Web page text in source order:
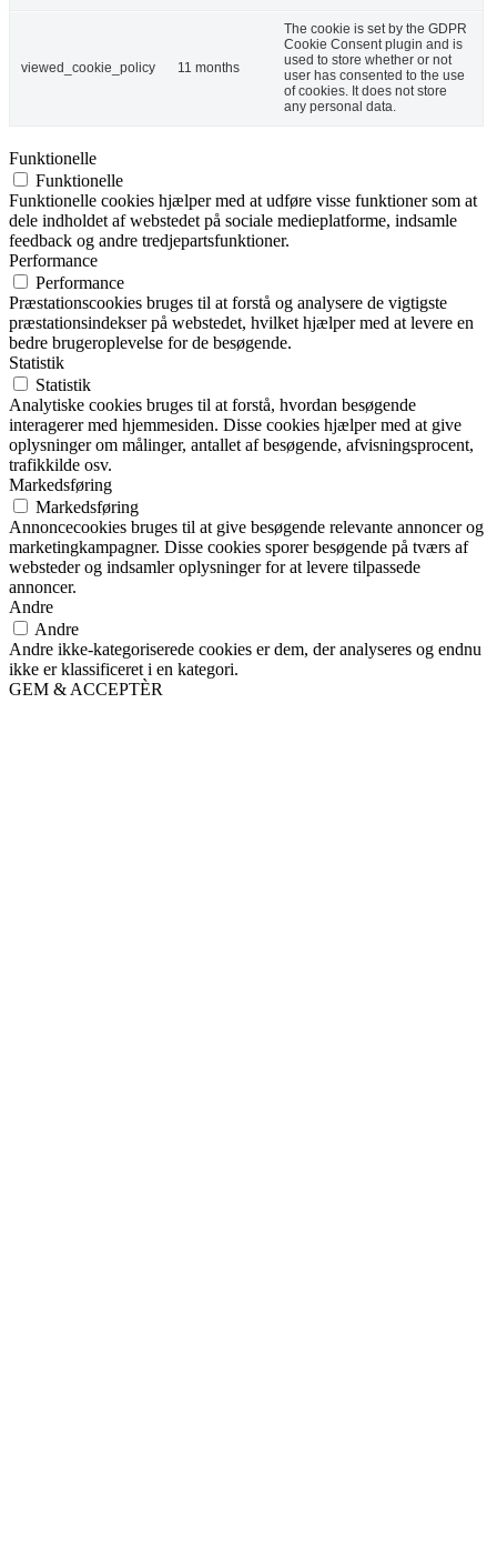
viewed_cookie_policy 11 months
The cookie is set by the GDPR
Cookie Consent plugin and is
used to store whether or not
user has consented to the use
of cookies. It does not store
any personal data.
Funktionelle
Funktionelle
Funktionelle cookies hjælper med at udføre visse funktioner som at
dele indholdet af webstedet på sociale medieplatforme, indsamle
feedback og andre tredjepartsfunktioner.
Performance
Performance
Præstationscookies bruges til at forstå og analysere de vigtigste
præstationsindekser på webstedet, hvilket hjælper med at levere en
bedre brugeroplevelse for de besøgende.
Statistik
Statistik
Analytiske cookies bruges til at forstå, hvordan besøgende
interagerer med hjemmesiden. Disse cookies hjælper med at give
oplysninger om målinger, antallet af besøgende, afvisningsprocent,
trafikkilde osv.
Markedsføring
Markedsføring
Annoncecookies bruges til at give besøgende relevante annoncer og
marketingkampagner. Disse cookies sporer besøgende på tværs af
websteder og indsamler oplysninger for at levere tilpassede
annoncer.
Andre
Andre
Andre ikke-kategoriserede cookies er dem, der analyseres og endnu
ikke er klassificeret i en kategori.
GEM & ACCEPTÈR